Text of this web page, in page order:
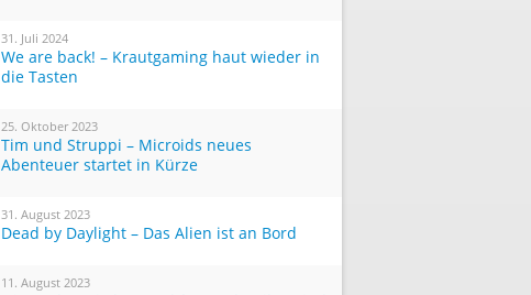
31. Juli 2024
We are back! – Krautgaming haut wieder in
die Tasten
25. Oktober 2023
Tim und Struppi – Microids neues
Abenteuer startet in Kürze
31. August 2023
Dead by Daylight – Das Alien ist an Bord
11. August 2023